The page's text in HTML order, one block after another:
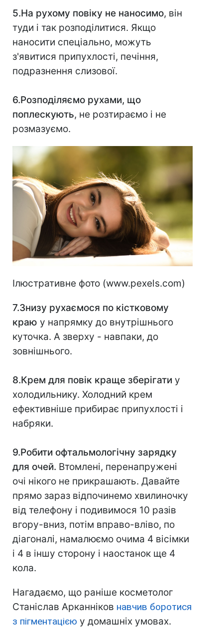
5.На рухому повіку не наносимо, він
туди і так розподілитися. Якщо
наносити спеціально, можуть
з'явитися припухлості, печіння,
подразнення слизової.
6.Розподіляємо рухами, що
поплескують, не розтираємо і не
розмазуємо.
Ілюстративне фото (www.pexels.com)
7.Знизу рухаємося по кістковому
краю у напрямку до внутрішнього
куточка. А зверху - навпаки, до
зовнішнього.
8.Крем для повік краще зберігати у
холодильнику. Холодний крем
ефективніше прибирає припухлості і
набряки.
9.Робити офтальмологічну зарядку
для очей. Втомлені, перенапружені
очі нікого не прикрашають. Давайте
прямо зараз відпочинемо хвилиночку
від телефону і подивимося 10 разів
вгору-вниз, потім вправо-вліво, по
діагоналі, намалюємо очима 4 вісімки
і 4 в іншу сторону і наостанок ще 4
кола.
Нагадаємо, що раніше косметолог
Станіслав Арканніков навчив боротися
з пігментацією у домашніх умовах.